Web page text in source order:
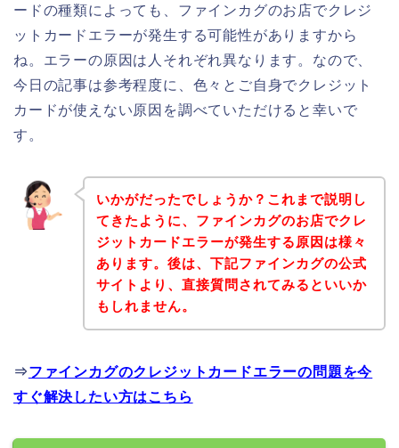
ードの種類によっても、ファインカグのお店でクレジ
ットカードエラーが発生する可能性がありますから
ね。エラーの原因は人それぞれ異なります。なので、
今日の記事は参考程度に、色々とご自身でクレジット
カードが使えない原因を調べていただけると幸いで
す。
いかがだったでしょうか？これまで説明し
てきたように、ファインカグのお店でクレ
ジットカードエラーが発生する原因は様々
あります。後は、下記ファインカグの公式
サイトより、直接質問されてみるといいか
もしれません。
⇒ファインカグのクレジットカードエラーの問題を今
すぐ解決したい方はこちら